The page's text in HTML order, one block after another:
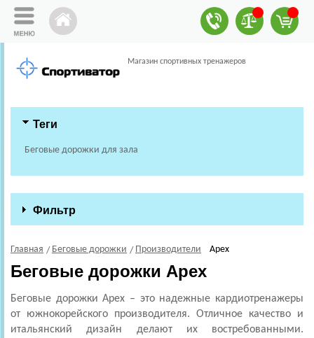
Магазин спортивных тренажеров
Теги
Беговые дорожки для зала
Фильтр
Главная Беговые дорожки Производители Apex
Беговые дорожки Apex
Беговые дорожки Apex – это надежные кардиотренажеры
от южнокорейского производителя. Отличное качество и
итальянский дизайн делают их востребованными.